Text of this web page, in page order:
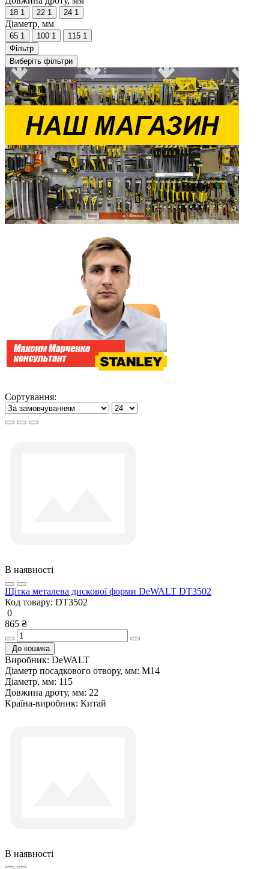
18 1 22 1 24 1
Діаметр, мм
65 1 100 1 115 1
Фільтр
Виберіть фільтри
Сортування:
В наявності
Щітка металева дискової форми DeWALT DT3502
Код товару: DT3502
0
865 ₴
До кошика
Виробник: DeWALT
Діаметр посадкового отвору, мм: М14
Діаметр, мм: 115
Довжина дроту, мм: 22
Країна-виробник: Китай
В наявності